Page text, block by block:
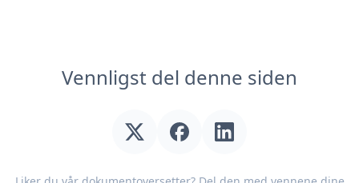
Vennligst del denne siden